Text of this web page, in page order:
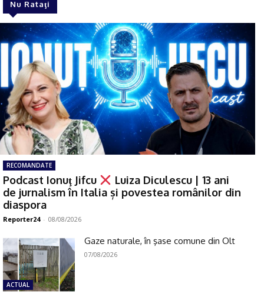
Nu Rataţi
RECOMANDATE
Podcast Ionuţ Jifcu
Luiza Diculescu | 13 ani
de jurnalism în Italia și povestea românilor din
diaspora
Reporter24 - 08/08/2026
ACTUAL
Gaze naturale, în şase comune din Olt
07/08/2026